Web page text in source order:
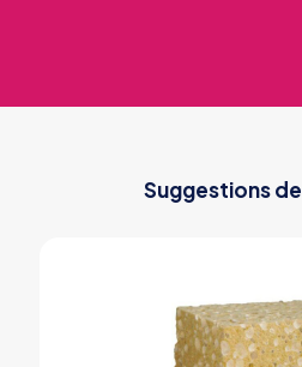
Suggestions